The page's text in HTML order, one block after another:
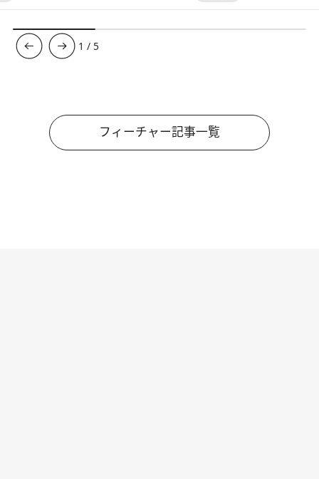
1 / 5
フィーチャー記事一覧